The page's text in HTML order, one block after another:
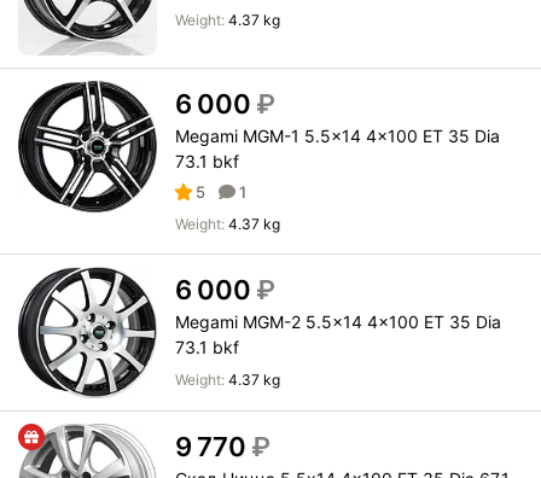
Weight: 4.37 kg
6 000 ₽
Megami MGM-1 5.5x14 4x100 ET 35 Dia
73.1 bkf
5 1
Weight: 4.37 kg
6 000 ₽
Megami MGM-2 5.5x14 4x100 ET 35 Dia
73.1 bkf
Weight: 4.37 kg
9 770 ₽